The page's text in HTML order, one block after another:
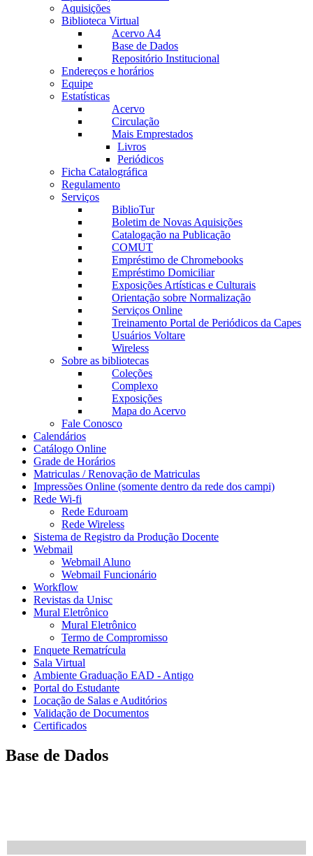
Aquisições
Biblioteca Virtual
Acervo A4
Base de Dados
Repositório Institucional
Endereços e horários
Equipe
Estatísticas
Acervo
Circulação
Mais Emprestados
Livros
Periódicos
Ficha Catalográfica
Regulamento
Serviços
BiblioTur
Boletim de Novas Aquisições
Catalogação na Publicação
COMUT
Empréstimo de Chromebooks
Empréstimo Domiciliar
Exposições Artísticas e Culturais
Orientação sobre Normalização
Serviços Online
Treinamento Portal de Periódicos da Capes
Usuários Voltare
Wireless
Sobre as bibliotecas
Coleções
Complexo
Exposições
Mapa do Acervo
Fale Conosco
Calendários
Catálogo Online
Grade de Horários
Matriculas / Renovação de Matriculas
Impressões Online (somente dentro da rede dos campi)
Rede Wi-fi
Rede Eduroam
Rede Wireless
Sistema de Registro da Produção Docente
Webmail
Webmail Aluno
Webmail Funcionário
Workflow
Revistas da Unisc
Mural Eletrônico
Mural Eletrônico
Termo de Compromisso
Enquete Rematrícula
Sala Virtual
Ambiente Graduação EAD - Antigo
Portal do Estudante
Locação de Salas e Auditórios
Validação de Documentos
Certificados
Base de Dados